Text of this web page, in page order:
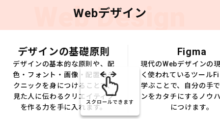
Web Design
Webデザイン
デザインの基礎原則
デザインの基本的な原則や、配
色・フォント・画像・配置のテ
クニックを身につけることで、
見た人に伝わるクリエイティブ
を作る力を手に入れます。
Figma
現代のWebデザインの
く使われているツール
学ぶことで、自分の手
ンをカタチにするノウ
につけます。
スクロールできます